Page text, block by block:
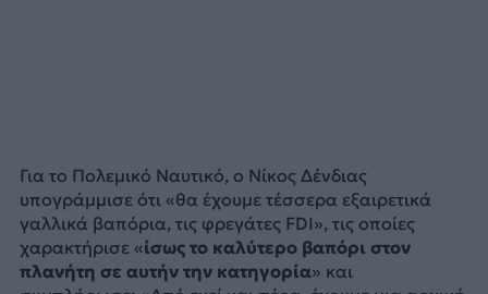
Για το Πολεμικό Ναυτικό, ο Νίκος Δένδιας
υπογράμμισε ότι «θα έχουμε τέσσερα εξαιρετικά
γαλλικά βαπόρια, τις φρεγάτες FDI», τις οποίες
χαρακτήρισε «ίσως το καλύτερο βαπόρι στον
πλανήτη σε αυτήν την κατηγορία» και